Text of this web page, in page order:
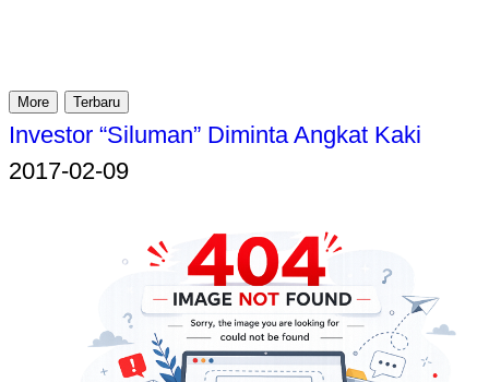
More Terbaru
Investor “Siluman” Diminta Angkat Kaki
2017-02-09